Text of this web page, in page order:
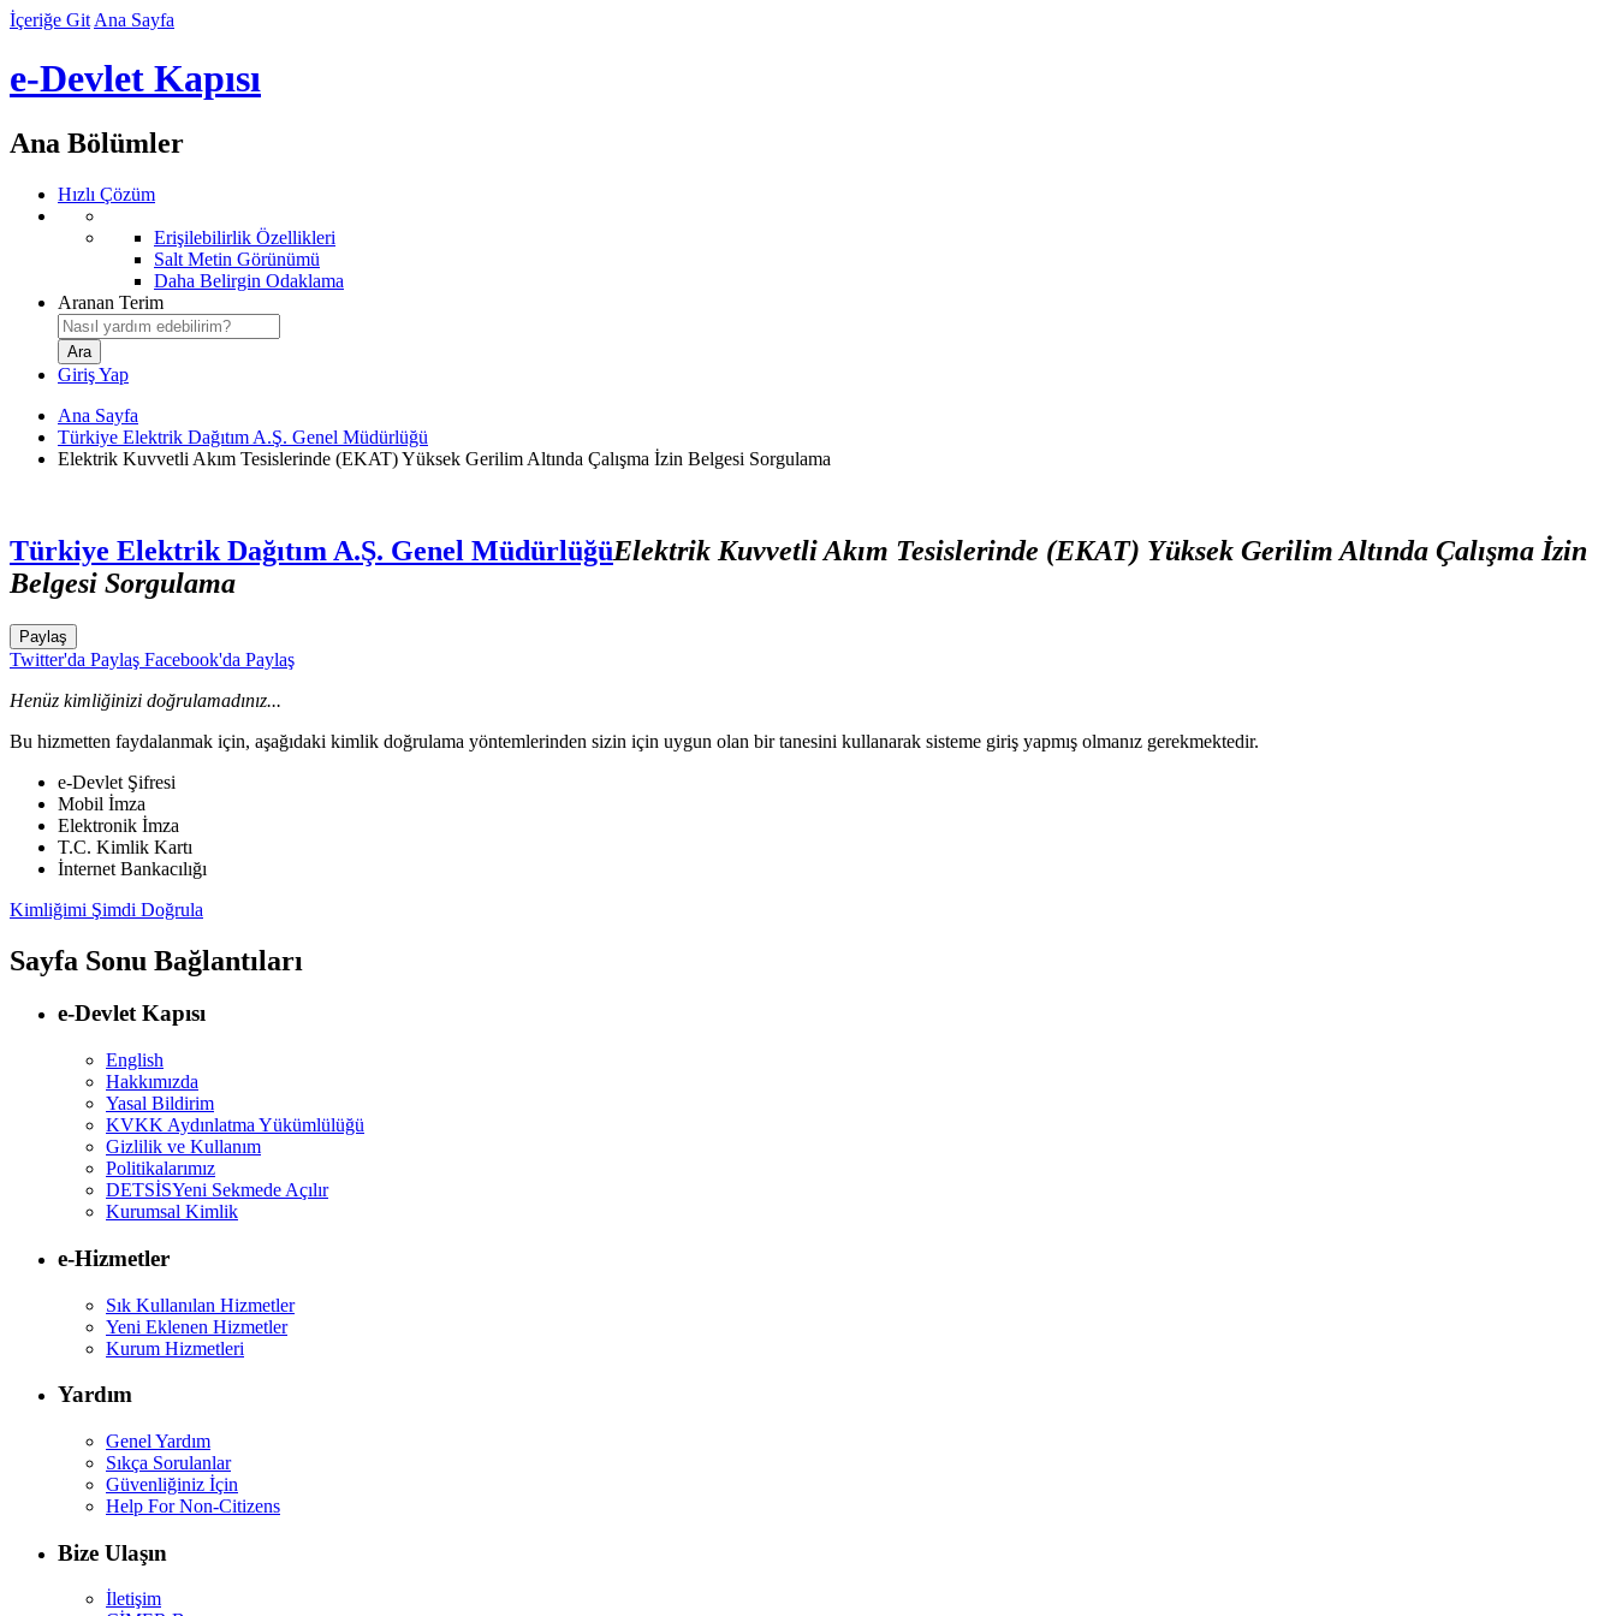
İçeriğe Git Ana Sayfa
e-Devlet Kapısı
Ana Bölümler
Hızlı Çözüm
Erişilebilirlik Özellikleri
Salt Metin Görünümü
Daha Belirgin Odaklama
Aranan Terim
Giriş Yap
Ana Sayfa
Türkiye Elektrik Dağıtım A.Ş. Genel Müdürlüğü
Elektrik Kuvvetli Akım Tesislerinde (EKAT) Yüksek Gerilim Altında Çalışma İzin Belgesi Sorgulama
Türkiye Elektrik Dağıtım A.Ş. Genel MüdürlüğüElektrik Kuvvetli Akım Tesislerinde (EKAT) Yüksek Gerilim Altında Çalışma İzin
Belgesi Sorgulama
Paylaş
Twitter'da Paylaş Facebook'da Paylaş
Henüz kimliğinizi doğrulamadınız...
Bu hizmetten faydalanmak için, aşağıdaki kimlik doğrulama yöntemlerinden sizin için uygun olan bir tanesini kullanarak sisteme giriş yapmış olmanız gerekmektedir.
e-Devlet Şifresi
Mobil İmza
Elektronik İmza
T.C. Kimlik Kartı
İnternet Bankacılığı
Kimliğimi Şimdi Doğrula
Sayfa Sonu Bağlantıları
e-Devlet Kapısı
English
Hakkımızda
Yasal Bildirim
KVKK Aydınlatma Yükümlülüğü
Gizlilik ve Kullanım
Politikalarımız
DETSİSYeni Sekmede Açılır
Kurumsal Kimlik
e-Hizmetler
Sık Kullanılan Hizmetler
Yeni Eklenen Hizmetler
Kurum Hizmetleri
Yardım
Genel Yardım
Sıkça Sorulanlar
Güvenliğiniz İçin
Help For Non-Citizens
Bize Ulaşın
İletişim